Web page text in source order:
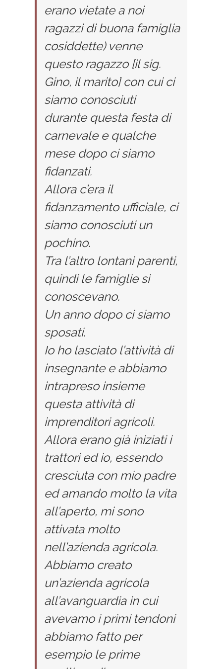
erano vietate a noi
ragazzi di buona famiglia
cosiddette) venne
questo ragazzo [il sig.
Gino, il marito] con cui ci
siamo conosciuti
durante questa festa di
carnevale e qualche
mese dopo ci siamo
fidanzati.
Allora c’era il
fidanzamento ufficiale, ci
siamo conosciuti un
pochino.
Tra l’altro lontani parenti,
quindi le famiglie si
conoscevano.
Un anno dopo ci siamo
sposati.
Io ho lasciato l’attività di
insegnante e abbiamo
intrapreso insieme
questa attività di
imprenditori agricoli.
Allora erano già iniziati i
trattori ed io, essendo
cresciuta con mio padre
ed amando molto la vita
all’aperto, mi sono
attivata molto
nell’azienda agricola.
Abbiamo creato
un’azienda agricola
all’avanguardia in cui
avevamo i primi tendoni
abbiamo fatto per
esempio le prime